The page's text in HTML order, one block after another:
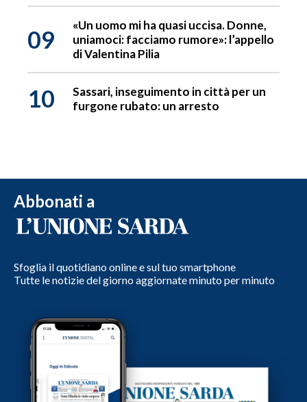
09
«Un uomo mi ha quasi uccisa. Donne,
uniamoci: facciamo rumore»: l’appello
di Valentina Pilia
10
Sassari, inseguimento in città per un
furgone rubato: un arresto
Abbonati a
Sfoglia il quotidiano online e sul tuo smartphone
Tutte le notizie del giorno aggiornate minuto per minuto